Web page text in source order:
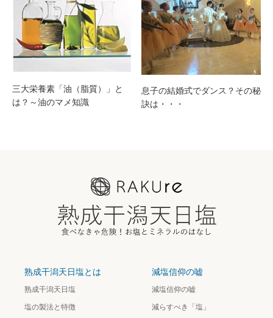
三大栄養素「油（脂質）」と
は？～油のマメ知識
息子の結婚式でダンス？その秘
訣は・・・
熟成干潟天日塩とは
熟成干潟天日塩
塩の製法と特徴
減塩信仰の嘘
減塩信仰の嘘
減らすべき「塩」